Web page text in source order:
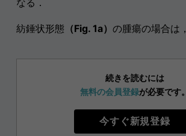
なる．
紡錘状形態 （Fig. 1a） の腫瘍の場合は，
続きを読むには
無料の会員登録が必要です。
今すぐ新規登録